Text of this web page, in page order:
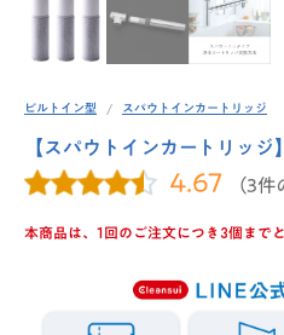
ビルトイン型 スパウトインカートリッジ
【スパウトインカートリッ
4.67 （3件
本商品は、1回のご注文につき3個まで